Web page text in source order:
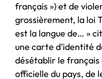
français ») et de
grossièrement, la loi
est la langue de… »
une carte d’identité
désétablir le français
officielle du pays, de